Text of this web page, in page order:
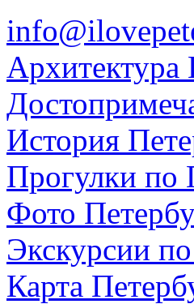
Архитектура
История
Прогулки по
Фото
Экскурсии
Карта